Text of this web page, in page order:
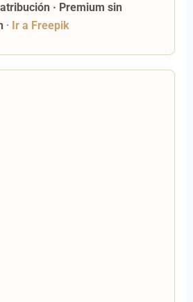
· Premium sin
· Ir a Freepik